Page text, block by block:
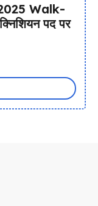
Walk-
पद पर